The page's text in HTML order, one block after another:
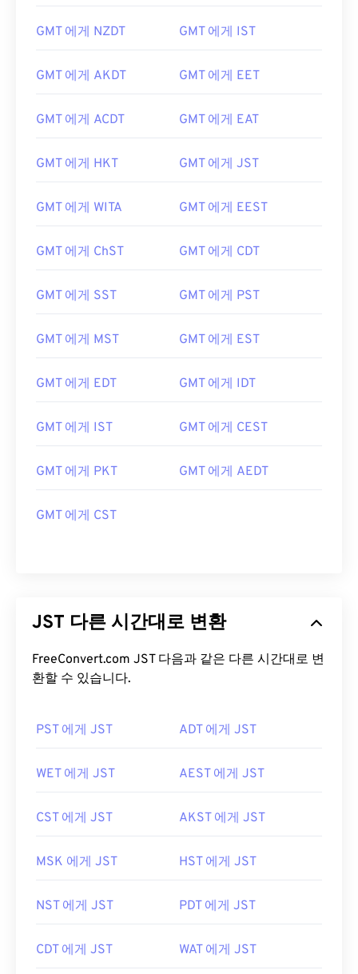
GMT 에게 NZDT GMT 에게 IST
GMT 에게 AKDT GMT 에게 EET
GMT 에게 ACDT GMT 에게 EAT
GMT 에게 HKT GMT 에게 JST
GMT 에게 WITA GMT 에게 EEST
GMT 에게 ChST GMT 에게 CDT
GMT 에게 SST GMT 에게 PST
GMT 에게 MST GMT 에게 EST
GMT 에게 EDT GMT 에게 IDT
GMT 에게 IST GMT 에게 CEST
GMT 에게 PKT GMT 에게 AEDT
GMT 에게 CST
JST 다른 시간대로 변환
FreeConvert.com JST 다음과 같은 다른 시간대로 변
환할 수 있습니다.
PST 에게 JST ADT 에게 JST
WET 에게 JST AEST 에게 JST
CST 에게 JST AKST 에게 JST
MSK 에게 JST HST 에게 JST
NST 에게 JST PDT 에게 JST
CDT 에게 JST WAT 에게 JST